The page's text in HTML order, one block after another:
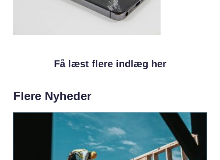
Få læst flere indlæg her
Flere Nyheder